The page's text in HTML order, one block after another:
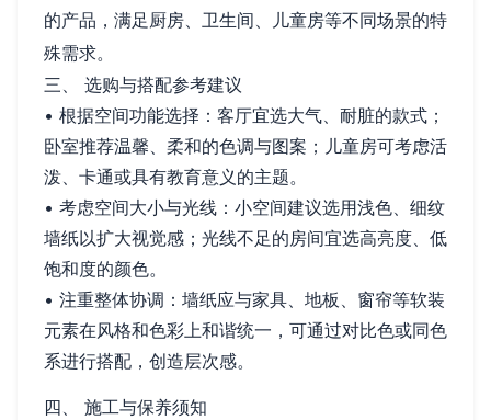
的产品，满足厨房、卫生间、儿童房等不同场景的特
殊需求。
三、 选购与搭配参考建议
• 根据空间功能选择：客厅宜选大气、耐脏的款式；
卧室推荐温馨、柔和的色调与图案；儿童房可考虑活
泼、卡通或具有教育意义的主题。
• 考虑空间大小与光线：小空间建议选用浅色、细纹
墙纸以扩大视觉感；光线不足的房间宜选高亮度、低
饱和度的颜色。
• 注重整体协调：墙纸应与家具、地板、窗帘等软装
元素在风格和色彩上和谐统一，可通过对比色或同色
系进行搭配，创造层次感。
四、 施工与保养须知